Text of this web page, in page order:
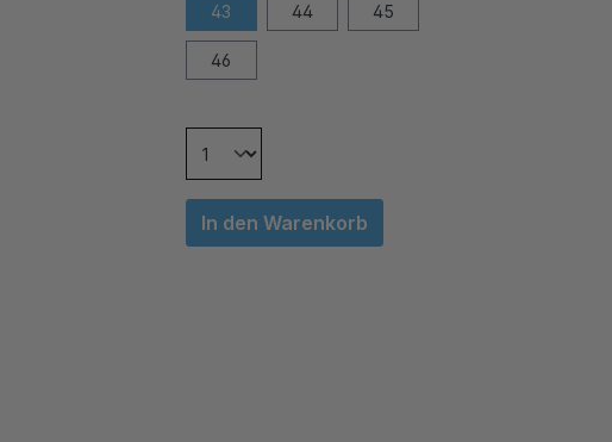
43 44 45
46
In den Warenkorb